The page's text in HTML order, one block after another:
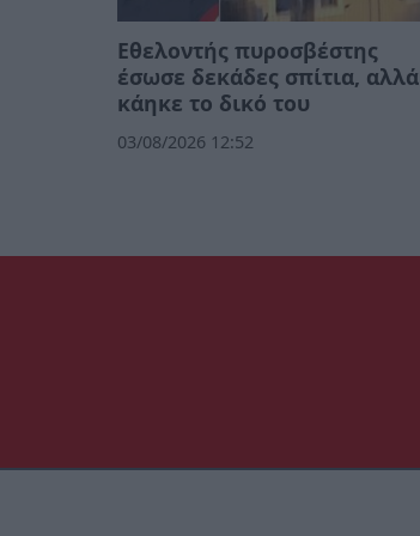
Εθελοντής πυροσβέστης
έσωσε δεκάδες σπίτια, αλλά
κάηκε το δικό του
03/08/2026 12:52